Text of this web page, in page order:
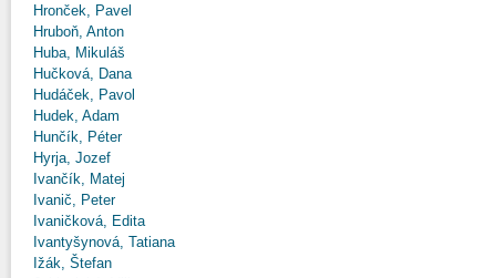
Hronček, Pavel
Hruboň, Anton
Huba, Mikuláš
Hučková, Dana
Hudáček, Pavol
Hudek, Adam
Hunčík, Péter
Hyrja, Jozef
Ivančík, Matej
Ivanič, Peter
Ivaničková, Edita
Ivantyšynová, Tatiana
Ižák, Štefan